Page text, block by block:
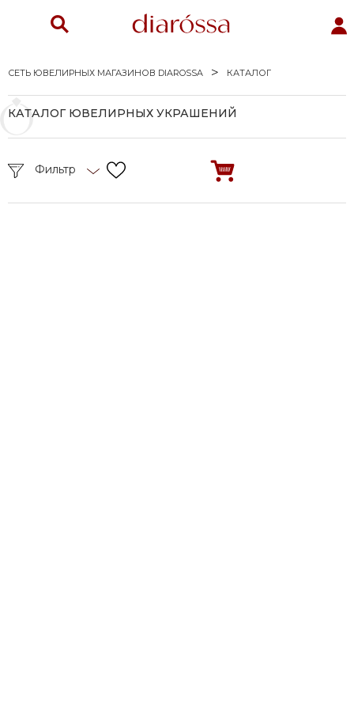
СЕТЬ ЮВЕЛИРНЫХ МАГАЗИНОВ DIAROSSA КАТАЛОГ
КАТАЛОГ ЮВЕЛИРНЫХ УКРАШЕНИЙ
Фильтр